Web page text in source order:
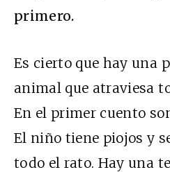
primero.
Es cierto que hay una
animal que atraviesa
En el primer cuento
El niño tiene piojos y
todo el rato. Hay una